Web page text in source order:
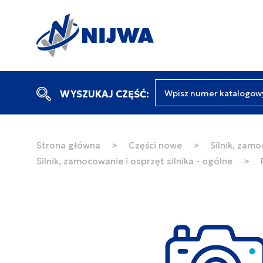
WYSZUKAJ CZĘŚĆ:
Strona główna > Części nowe > Silnik,
Silnik, zamocowanie i osprzęt silnika - ogólne
>